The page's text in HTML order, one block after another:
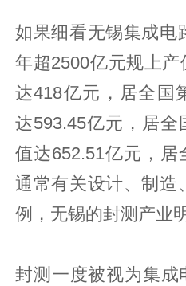
如果细看无锡集成电
年超2500亿元规上
达418亿元，居全国
达593.45亿元，居
值达652.51亿元，居
通常有关设计、制造
例，无锡的封测产业
封测一度被视为集成